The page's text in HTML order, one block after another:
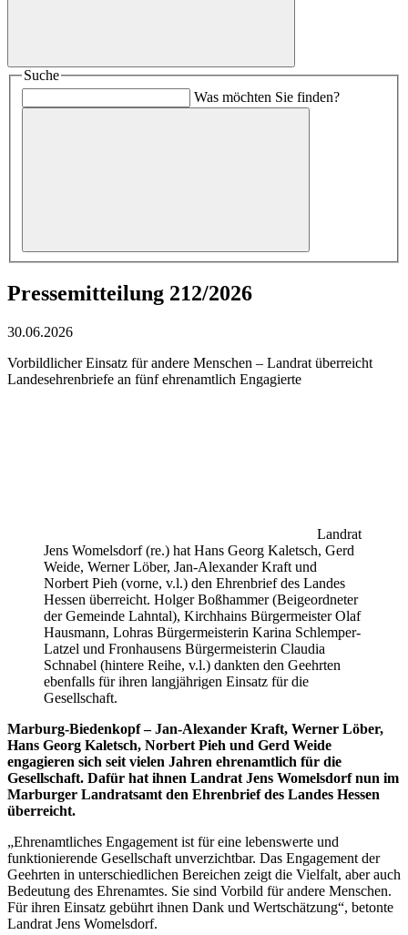
Suche
Was möchten Sie finden?
Pressemitteilung 212/2026
30.06.2026
Vorbildlicher Einsatz für andere Menschen – Landrat überreicht
Landesehrenbriefe an fünf ehrenamtlich Engagierte
Landrat
Jens Womelsdorf (re.) hat Hans Georg Kaletsch, Gerd
Weide, Werner Löber, Jan-Alexander Kraft und
Norbert Pieh (vorne, v.l.) den Ehrenbrief des Landes
Hessen überreicht. Holger Boßhammer (Beigeordneter
der Gemeinde Lahntal), Kirchhains Bürgermeister Olaf
Hausmann, Lohras Bürgermeisterin Karina Schlemper-
Latzel und Fronhausens Bürgermeisterin Claudia
Schnabel (hintere Reihe, v.l.) dankten den Geehrten
ebenfalls für ihren langjährigen Einsatz für die
Gesellschaft.
Marburg-Biedenkopf – Jan-Alexander Kraft, Werner Löber,
Hans Georg Kaletsch, Norbert Pieh und Gerd Weide
engagieren sich seit vielen Jahren ehrenamtlich für die
Gesellschaft. Dafür hat ihnen Landrat Jens Womelsdorf nun im
Marburger Landratsamt den Ehrenbrief des Landes Hessen
überreicht.
„Ehrenamtliches Engagement ist für eine lebenswerte und
funktionierende Gesellschaft unverzichtbar. Das Engagement der
Geehrten in unterschiedlichen Bereichen zeigt die Vielfalt, aber auch
Bedeutung des Ehrenamtes. Sie sind Vorbild für andere Menschen.
Für ihren Einsatz gebührt ihnen Dank und Wertschätzung“, betonte
Landrat Jens Womelsdorf.